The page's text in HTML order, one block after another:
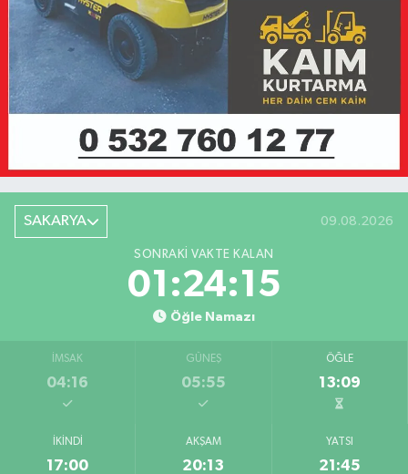
SAKARYA 09.08.2026
SONRAKI VAKTE KALAN
01:24:15
Öğle Namazı
İMSAK
04:16
GÜNEŞ
05:55
ÖĞLE
13:09
İKINDI
17:00
AKŞAM
20:13
YATSI
21:45